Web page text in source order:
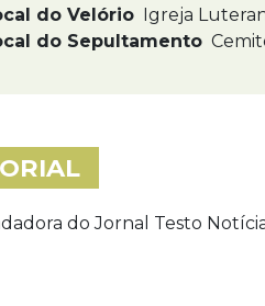
do Velório Igreja
do Sepultamento
do Jornal Testo